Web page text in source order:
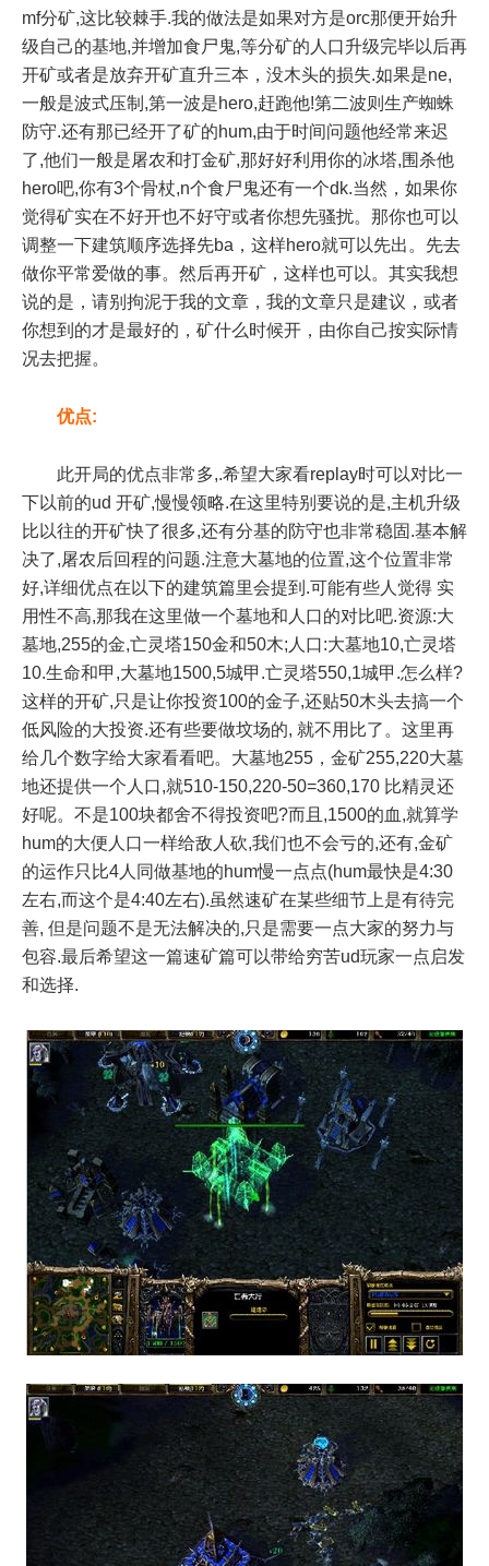
mf分矿,这比较棘手.我的做法是如果对方是orc那便开始升
级自己的基地,并增加食尸鬼,等分矿的人口升级完毕以后再
开矿或者是放弃开矿直升三本，没木头的损失.如果是ne,
一般是波式压制,第一波是hero,赶跑他!第二波则生产蜘蛛
防守.还有那已经开了矿的hum,由于时间问题他经常来迟
了,他们一般是屠农和打金矿,那好好利用你的冰塔,围杀他
hero吧,你有3个骨杖,n个食尸鬼还有一个dk.当然，如果你
觉得矿实在不好开也不好守或者你想先骚扰。那你也可以
调整一下建筑顺序选择先ba，这样hero就可以先出。先去
做你平常爱做的事。然后再开矿，这样也可以。其实我想
说的是，请别拘泥于我的文章，我的文章只是建议，或者
你想到的才是最好的，矿什么时候开，由你自己按实际情
况去把握。
优点:
此开局的优点非常多,.希望大家看replay时可以对比一
下以前的ud 开矿,慢慢领略.在这里特别要说的是,主机升级
比以往的开矿快了很多,还有分基的防守也非常稳固.基本解
决了,屠农后回程的问题.注意大墓地的位置,这个位置非常
好,详细优点在以下的建筑篇里会提到.可能有些人觉得 实
用性不高,那我在这里做一个墓地和人口的对比吧.资源:大
墓地,255的金,亡灵塔150金和50木;人口:大墓地10,亡灵塔
10.生命和甲,大墓地1500,5城甲.亡灵塔550,1城甲.怎么样?
这样的开矿,只是让你投资100的金子,还贴50木头去搞一个
低风险的大投资.还有些要做坟场的, 就不用比了。这里再
给几个数字给大家看看吧。大墓地255，金矿255,220大墓
地还提供一个人口,就510-150,220-50=360,170 比精灵还
好呢。不是100块都舍不得投资吧?而且,1500的血,就算学
hum的大便人口一样给敌人砍,我们也不会亏的,还有,金矿
的运作只比4人同做基地的hum慢一点点(hum最快是4:30
左右,而这个是4:40左右).虽然速矿在某些细节上是有待完
善, 但是问题不是无法解决的,只是需要一点大家的努力与
包容.最后希望这一篇速矿篇可以带给穷苦ud玩家一点启发
和选择.